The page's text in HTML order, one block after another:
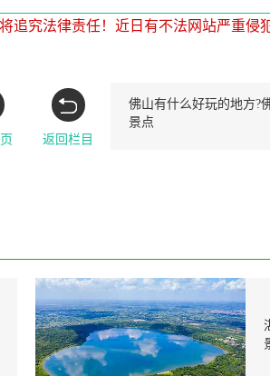
追究法律责任！近日有不法网站严重侵
佛山有什么好玩的地方?
景点
返回栏目
中国12个美丽的海滨城市